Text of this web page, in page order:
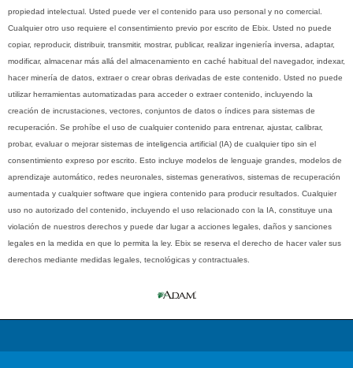
propiedad intelectual. Usted puede ver el contenido para uso personal y no comercial.
Cualquier otro uso requiere el consentimiento previo por escrito de Ebix. Usted no puede
copiar, reproducir, distribuir, transmitir, mostrar, publicar, realizar ingeniería inversa, adaptar,
modificar, almacenar más allá del almacenamiento en caché habitual del navegador, indexar,
hacer minería de datos, extraer o crear obras derivadas de este contenido. Usted no puede
utilizar herramientas automatizadas para acceder o extraer contenido, incluyendo la
creación de incrustaciones, vectores, conjuntos de datos o índices para sistemas de
recuperación. Se prohíbe el uso de cualquier contenido para entrenar, ajustar, calibrar,
probar, evaluar o mejorar sistemas de inteligencia artificial (IA) de cualquier tipo sin el
consentimiento expreso por escrito. Esto incluye modelos de lenguaje grandes, modelos de
aprendizaje automático, redes neuronales, sistemas generativos, sistemas de recuperación
aumentada y cualquier software que ingiera contenido para producir resultados. Cualquier
uso no autorizado del contenido, incluyendo el uso relacionado con la IA, constituye una
violación de nuestros derechos y puede dar lugar a acciones legales, daños y sanciones
legales en la medida en que lo permita la ley. Ebix se reserva el derecho de hacer valer sus
derechos mediante medidas legales, tecnológicas y contractuales.